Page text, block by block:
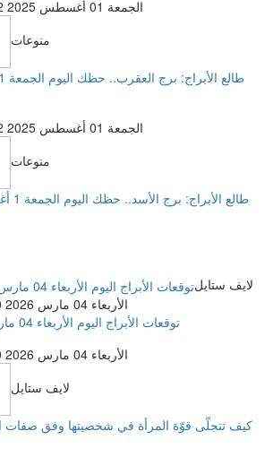
الجمعة 01 أغسطس 2025 12:42 صباحاً
منوعات
الجمعة 01 أغسطس 2025 12:42 صباحاً
منوعات
لايف ستايل
الأربعاء 04 مارس 2026 12:10 مساءً
توقعات الأبراج اليوم الأربعاء 04 مارس / أذار 2026
الأربعاء 04 مارس 2026 12:10 مساءً
لايف ستايل
كيف تتجلّى قوّة المرأة في شخصيتها وفق صفات